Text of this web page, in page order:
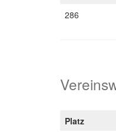
286
Platz